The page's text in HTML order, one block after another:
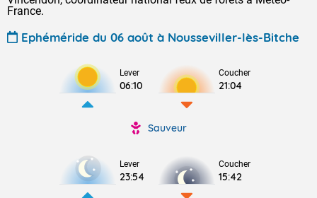
France.
Ephéméride du 06 août à Nousseviller-lès-Bitche
Lever
06:10
Coucher
21:04
Sauveur
Lever
23:54
Coucher
15:42